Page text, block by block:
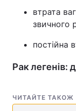
втрата
звичного
постійна
Рак легенів:
ЧИТАЙТЕ ТАКОЖ